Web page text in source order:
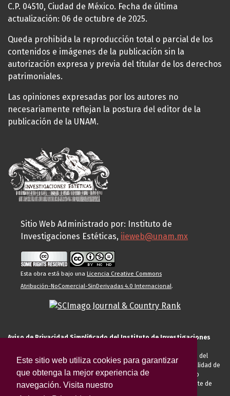
Este sitio web utiliza cookies para garantizar
que obtenga la mejor experiencia de
navegación. Visita nuestro
C.P. 04510, Ciudad de México. Fecha de última
actualización: 06 de octubre de 2025.
Queda prohibida la reproducción total o parcial de los
contenidos e imágenes de la publicación sin la
autorización expresa y previa del titular de los derechos
patrimoniales.
Las opiniones expresadas por los autores no
necesariamente reflejan la postura del editor de la
publicación de la UNAM.
Sitio Web Administrado por: Instituto de
Investigaciones Estéticas, iieweb@unam.mx
Esta obra está bajo una Licencia Creative Commons
Atribución-NoComercial-SinDerivadas 4.0 Internacional.
Aviso de Privacidad Simplificado del Instituto de Investigaciones
El Instituto de Investigaciones Estéticas de la UNAM, es responsable del
tratamiento de sus datos personales para el registro de usted en calidad de
alumno, docente, personal de la entidad académica, conferencista o
invitado externo (nacional o extranjero), visitante, proveedor o cliente de